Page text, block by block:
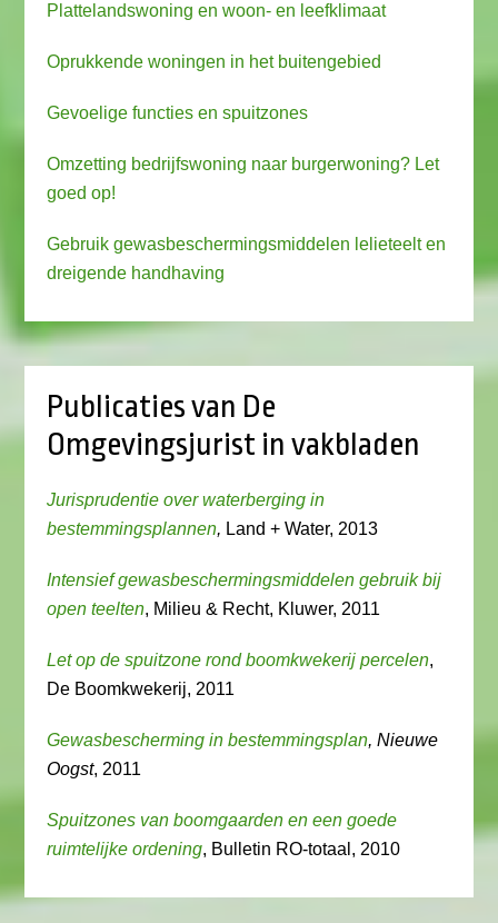
Plattelandswoning en woon- en leefklimaat
Oprukkende woningen in het buitengebied
Gevoelige functies en spuitzones
Omzetting bedrijfswoning naar burgerwoning? Let
goed op!
Gebruik gewasbeschermingsmiddelen lelieteelt en
dreigende handhaving
Publicaties van De
Omgevingsjurist in vakbladen
Jurisprudentie over waterberging in
bestemmingsplannen, Land + Water, 2013
Intensief gewasbeschermingsmiddelen gebruik bij
open teelten, Milieu & Recht, Kluwer, 2011
Let op de spuitzone rond boomkwekerij percelen,
De Boomkwekerij, 2011
Gewasbescherming in bestemmingsplan, Nieuwe
Oogst, 2011
Spuitzones van boomgaarden en een goede
ruimtelijke ordening, Bulletin RO-totaal, 2010